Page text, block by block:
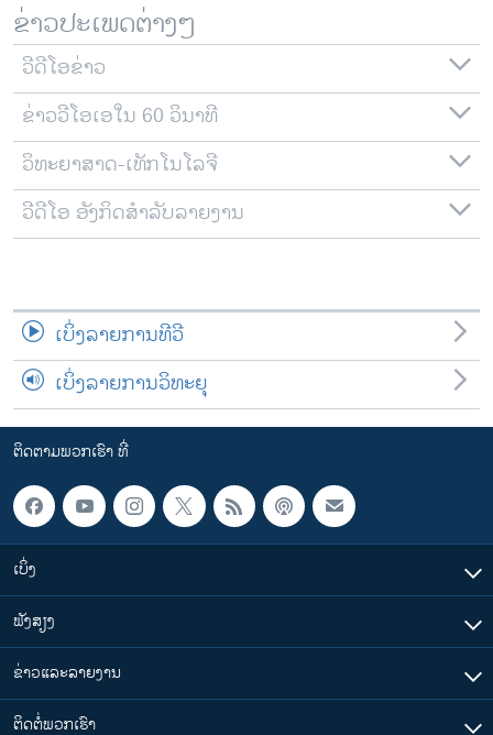
ພາສາຕ່າງໆ
ຂ່າວປະເພດຕ່າງໆ
ວີດີໂອຂ່າວ
ຂ່າວວີໂອເອໃນ 60 ວິນາທີ
ວິທະຍາສາດ-ເທັກໂນໂລຈີ
ວີດີໂອ ອັງກິດສຳລັບລາຍງານ
ເບິ່ງລາຍການທີວີ
ເບິ່ງລາຍການວິທະຍຸ
ຕິດຕາມພວກເຮົາ ທີ່
ເບິ່ງ
ຟັງສຽງ
ຂ່າວແລະລາຍງານ
ຕິດຕໍ່ພວກເຮົາ